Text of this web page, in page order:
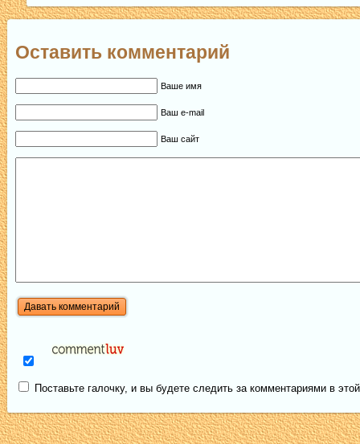
Оставить комментарий
Ваше имя
Ваш e-mail
Ваш сайт
Поставьте галочку, и вы будете следить за комментариями в